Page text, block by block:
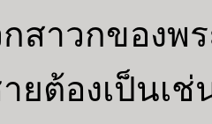
สาวกของพ
ยต้องเป็น